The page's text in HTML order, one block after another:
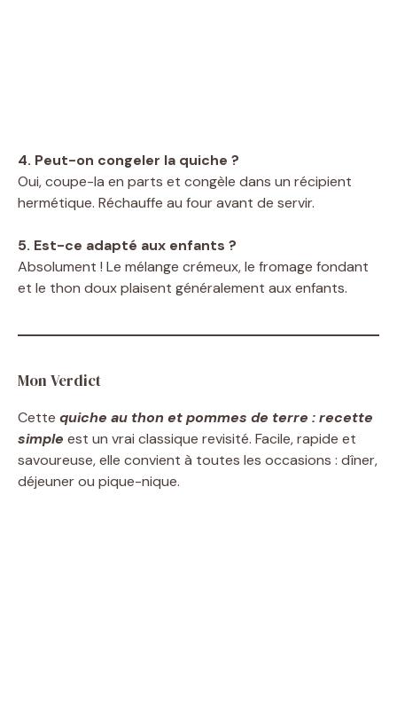
4. Peut-on congeler la quiche ?
Oui, coupe-la en parts et congèle dans un récipient
hermétique. Réchauffe au four avant de servir.
5. Est-ce adapté aux enfants ?
Absolument ! Le mélange crémeux, le fromage fondant
et le thon doux plaisent généralement aux enfants.
Mon Verdict
Cette quiche au thon et pommes de terre : recette
simple est un vrai classique revisité. Facile, rapide et
savoureuse, elle convient à toutes les occasions : dîner,
déjeuner ou pique-nique.